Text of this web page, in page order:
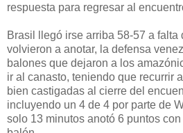
respuesta para regresar al
Brasil llegó irse arriba 58-57 a falta
volvieron a anotar, la defensa
balones que dejaron a los
ir al canasto, teniendo que recurrir
bien castigadas al cierre del
incluyendo un 4 de 4 por parte de
solo 13 minutos anotó 6 puntos